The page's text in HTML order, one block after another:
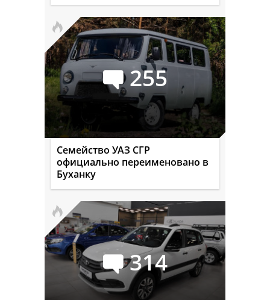
255
Семейство УАЗ СГР
официально переименовано в
Буханку
314